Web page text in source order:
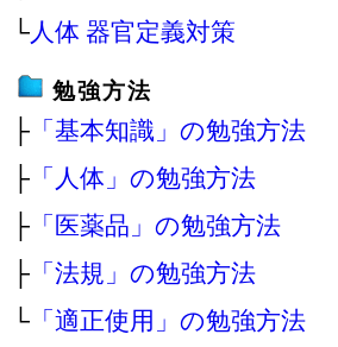
└人体 器官定義対策
勉強方法
├ 「基本知識」の勉強方法
├ 「人体」の勉強方法
├ 「医薬品」の勉強方法
├ 「法規」の勉強方法
└ 「適正使用」の勉強方法